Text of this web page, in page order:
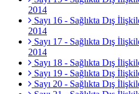
2014
Sayı 16 - Sağlıkta Dış
2014
Sayı 17 - Sağlıkta Dış
2014
Sayı 18 - Sağlıkta Dış
Sayı 19 - Sağlıkta Dış
Sayı 20 - Sağlıkta Dış